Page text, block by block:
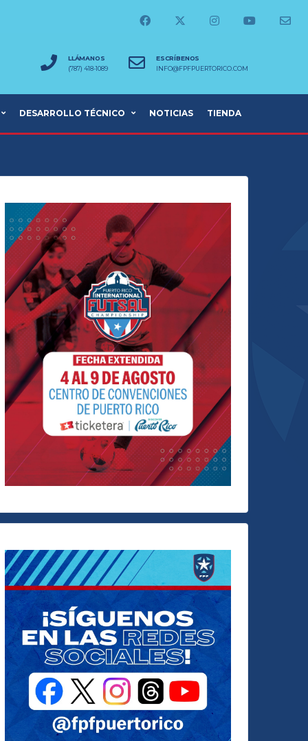
LLÁMANOS
(787) 418-1089
ESCRÍBENOS
INFO@FPFPUERTORICO.COM
DESARROLLO TÉCNICO NOTICIAS TIENDA